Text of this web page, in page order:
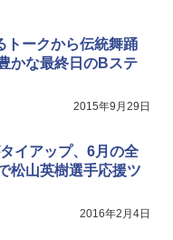
トークから伝統舞踊
かな最終日のBステ
2015年9月29日
イアップ、6月の全
松山英樹選手応援ツ
2016年2月4日